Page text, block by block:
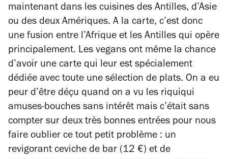
maintenant dans les cuisines des Antilles, d’Asie
ou des deux Amériques. A la carte, c’est donc
une fusion entre l’Afrique et les Antilles qui opère
principalement. Les vegans ont même la chance
d’avoir une carte qui leur est spécialement
dédiée avec toute une sélection de plats. On a eu
peur d’être déçu quand on a vu les riquiqui
amuses-bouches sans intérêt mais c’était sans
compter sur deux très bonnes entrées pour nous
faire oublier ce tout petit problème : un
revigorant ceviche de bar (12 €) et de